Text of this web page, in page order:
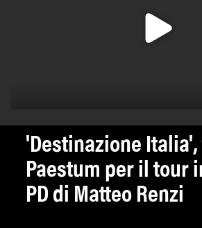
'Destinazione Italia',
Paestum per il tour
PD di Matteo Renzi